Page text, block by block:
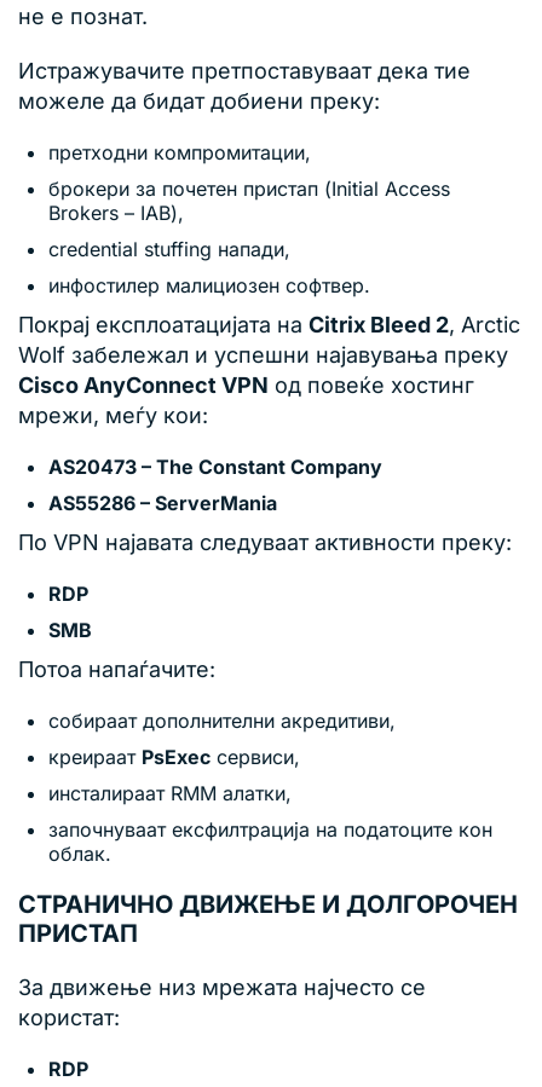
не е познат.
Истражувачите претпоставуваат дека тие
можеле да бидат добиени преку:
претходни компромитации,
брокери за почетен пристап (Initial Access
Brokers – IAB),
credential stuffing напади,
инфостилер малициозен софтвер.
Покрај експлоатацијата на Citrix Bleed 2, Arctic
Wolf забележал и успешни најавувања преку
Cisco AnyConnect VPN од повеќе хостинг
мрежи, меѓу кои:
AS20473 – The Constant Company
AS55286 – ServerMania
По VPN најавата следуваат активности преку:
RDP
SMB
Потоа напаѓачите:
собираат дополнителни акредитиви,
креираат PsExec сервиси,
инсталираат RMM алатки,
започнуваат ексфилтрација на податоците кон
облак.
СТРАНИЧНО ДВИЖЕЊЕ И ДОЛГОРОЧЕН
ПРИСТАП
За движење низ мрежата најчесто се
користат:
RDP